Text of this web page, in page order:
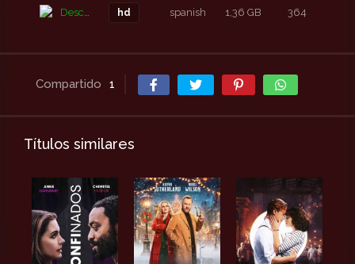
Descarga hd spanish 1,36 GB 364
Compartido 1
Títulos similares